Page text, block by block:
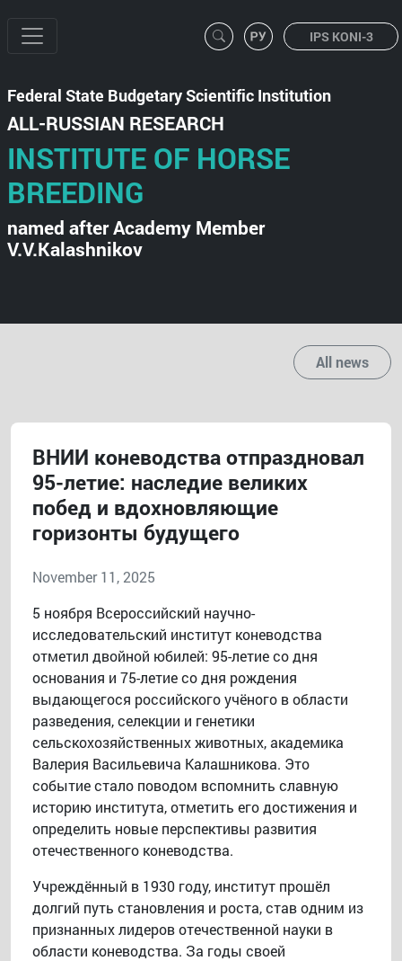
IPS KONI-3
Federal State Budgetary Scientific Institution
ALL-RUSSIAN RESEARCH
INSTITUTE OF HORSE
BREEDING
named after Academy Member
V.V.Kalashnikov
All news
ВНИИ коневодства отпраздновал
95-летие: наследие великих
побед и вдохновляющие
горизонты будущего
November 11, 2025
5 ноября Всероссийский научно-
исследовательский институт коневодства
отметил двойной юбилей: 95-летие со дня
основания и 75-летие со дня рождения
выдающегося российского учёного в области
разведения, селекции и генетики
сельскохозяйственных животных, академика
Валерия Васильевича Калашникова. Это
событие стало поводом вспомнить славную
историю института, отметить его достижения и
определить новые перспективы развития
отечественного коневодства.
Учреждённый в 1930 году, институт прошёл
долгий путь становления и роста, став одним из
признанных лидеров отечественной науки в
области коневодства. За годы своей